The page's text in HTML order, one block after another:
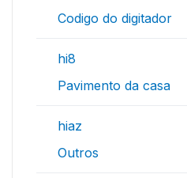
Codigo do digitador
hi8
Pavimento da casa
hiaz
Outros